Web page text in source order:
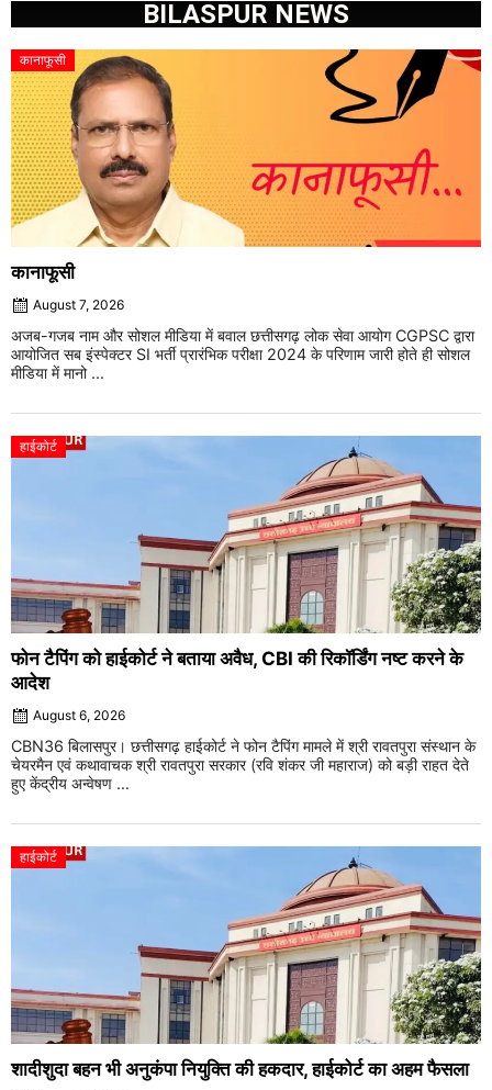
BILASPUR NEWS
कानाफूसी
कानाफूसी
August 7, 2026
अजब-गजब नाम और सोशल मीडिया में बवाल छत्तीसगढ़ लोक सेवा आयोग CGPSC द्वारा
आयोजित सब इंस्पेक्टर SI भर्ती प्रारंभिक परीक्षा 2024 के परिणाम जारी होते ही सोशल
मीडिया में मानो ...
हाईकोर्ट
फोन टैपिंग को हाईकोर्ट ने बताया अवैध, CBI की रिकॉर्डिंग नष्ट करने के
आदेश
August 6, 2026
CBN36 बिलासपुर। छत्तीसगढ़ हाईकोर्ट ने फोन टैपिंग मामले में श्री रावतपुरा संस्थान के
चेयरमैन एवं कथावाचक श्री रावतपुरा सरकार (रवि शंकर जी महाराज) को बड़ी राहत देते
हुए केंद्रीय अन्वेषण ...
हाईकोर्ट
शादीशुदा बहन भी अनुकंपा नियुक्ति की हकदार, हाईकोर्ट का अहम फैसला